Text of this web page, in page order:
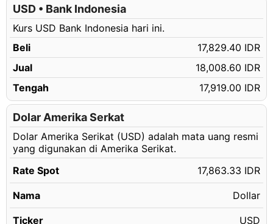
315.13 USD
315.14 USD
Rp5,629,449.82 IDR
315.15 USD
Rp5,629,628.45 IDR
315.16 USD
Rp5,629,807.08 IDR
315.17 USD
Rp5,629,985.72 IDR
315.18 USD
315.19 USD
Rp5,630,342.98 IDR
315.20 USD
Rp5,630,521.62 IDR
315.21 USD
Rp5,630,700.25 IDR
315.22 USD
Rp5,630,878.88 IDR
315.23 USD
Rp5,631,057.52 IDR
USD • Bank Indonesia
Kurs USD Bank Indonesia hari ini.
Beli
17,829.40 IDR
Jual
18,008.60 IDR
Tengah
17,919.00 IDR
Dolar Amerika Serkat
Dolar Amerika Serikat (USD) adalah mata uang resmi
yang digunakan di Amerika Serikat.
Rate Spot
17,863.33 IDR
Nama Dollar
Ticker USD